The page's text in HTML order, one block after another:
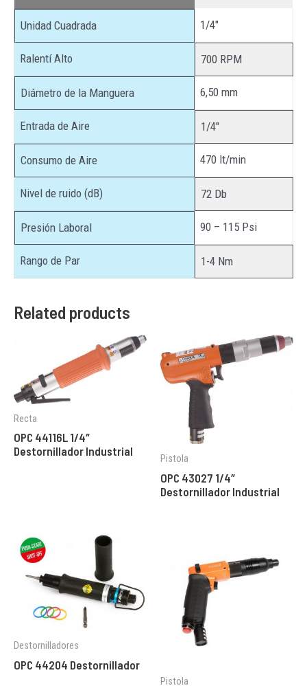
Unidad Cuadrada 1/4″
Ralentí Alto 700 RPM
Diámetro de la Manguera 6,50 mm
Entrada de Aire 1/4″
Consumo de Aire 470 lt/min
Nivel de ruido (dB) 72 Db
Presión Laboral 90 – 115 Psi
Rango de Par 1-4 Nm
Related products
Recta
OPC 44116L 1/4″
Destornillador Industrial
Pistola
OPC 43027 1/4″
Destornillador Industrial
Destornilladores
OPC 44204 Destornillador
Pistola